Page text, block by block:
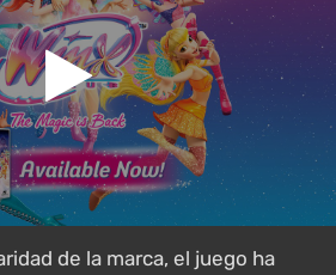
de la marca, el juego ha